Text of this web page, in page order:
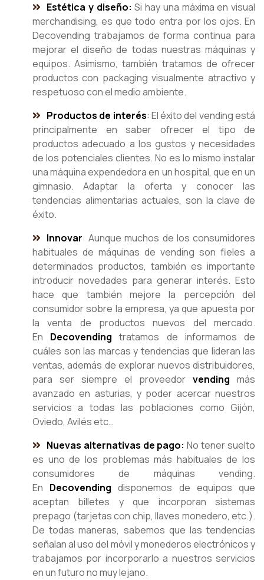
Estética y diseño: Si hay una máxima en visual
merchandising, es que todo entra por los ojos. En
Decovending trabajamos de forma continua para
mejorar el diseño de todas nuestras máquinas y
equipos. Asimismo, también tratamos de ofrecer
productos con packaging visualmente atractivo y
respetuoso con el medio ambiente.
Productos de interés: El éxito del vending está
principalmente en saber ofrecer el tipo de
productos adecuado a los gustos y necesidades
de los potenciales clientes. No es lo mismo instalar
una máquina expendedora en un hospital, que en un
gimnasio. Adaptar la oferta y conocer las
tendencias alimentarias actuales, son la clave de
éxito.
Innovar: Aunque muchos de los consumidores
habituales de máquinas de vending son fieles a
determinados productos, también es importante
introducir novedades para generar interés. Esto
hace que también mejore la percepción del
consumidor sobre la empresa, ya que apuesta por
la venta de productos nuevos del mercado.
En Decovending tratamos de informamos de
cuáles son las marcas y tendencias que lideran las
ventas, además de explorar nuevos distribuidores,
para ser siempre el proveedor vending más
avanzado en asturias, y poder acercar nuestros
servicios a todas las poblaciones como Gijón,
Oviedo, Avilés etc…
Nuevas alternativas de pago: No tener suelto
es uno de los problemas más habituales de los
consumidores de máquinas vending.
En Decovending disponemos de equipos que
aceptan billetes y que incorporan sistemas
prepago (tarjetas con chip, llaves monedero, etc.).
De todas maneras, sabemos que las tendencias
señalan al uso del móvil y monederos electrónicos y
trabajamos por incorporarlo a nuestros servicios
en un futuro no muy lejano.